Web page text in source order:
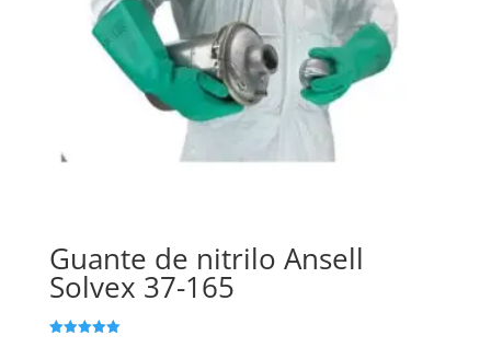
Guante de nitrilo Ansell
Solvex 37-165